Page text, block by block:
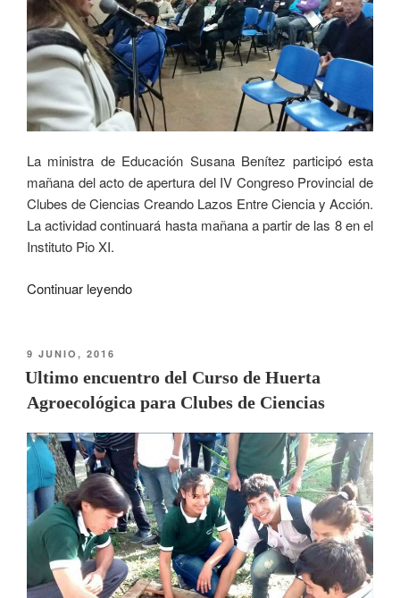
La ministra de Educación Susana Benítez participó esta
mañana del acto de apertura del IV Congreso Provincial de
Clubes de Ciencias Creando Lazos Entre Ciencia y Acción.
La actividad continuará hasta mañana a partir de las 8 en el
Instituto Pio XI.
Continuar leyendo
9 JUNIO, 2016
Ultimo encuentro del Curso de Huerta
Agroecológica para Clubes de Ciencias